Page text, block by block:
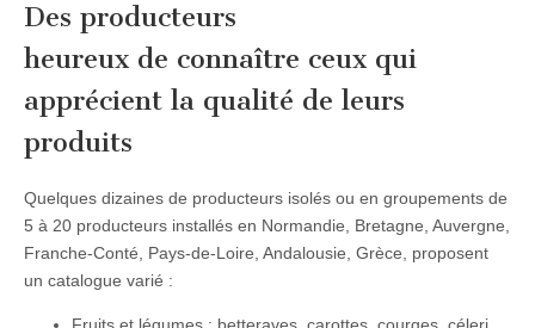
Des producteurs
heureux de connaître ceux qui
apprécient la qualité de leurs
produits
Quelques dizaines de producteurs isolés ou en groupements de
5 à 20 producteurs installés en Normandie, Bretagne, Auvergne,
Franche-Conté, Pays-de-Loire, Andalousie, Grèce,
proposent
un catalogue varié :